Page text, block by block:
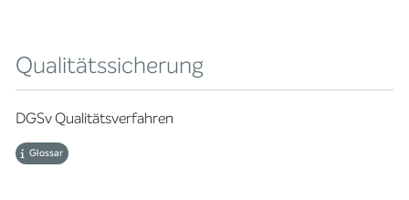
Qualitätssicherung
DGSv Qualitätsverfahren
Glossar